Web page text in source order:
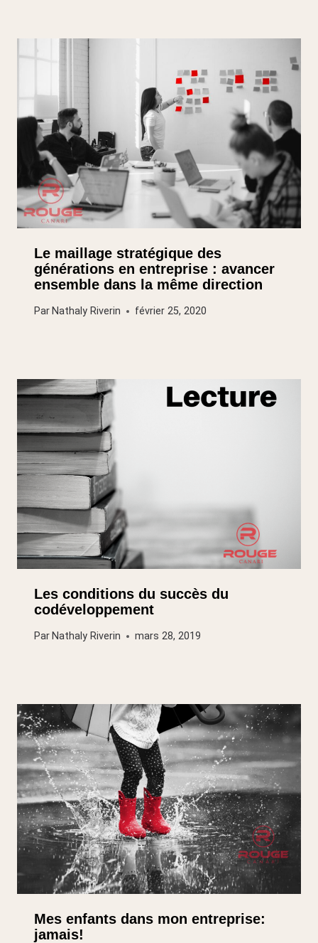
Le maillage stratégique des
générations en entreprise : avancer
ensemble dans la même direction
Par Nathaly Riverin février 25, 2020
Les conditions du succès du
codéveloppement
Par Nathaly Riverin mars 28, 2019
Mes enfants dans mon entreprise:
jamais!